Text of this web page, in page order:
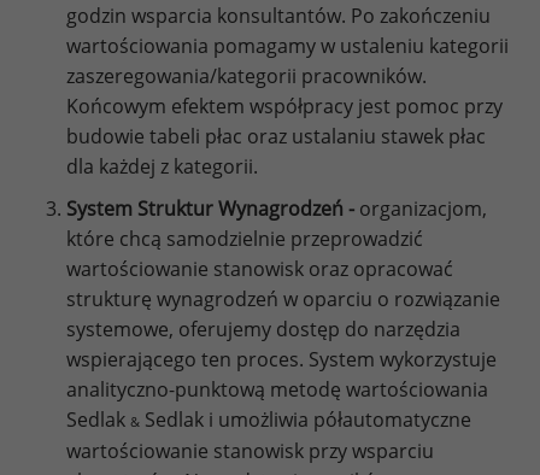
godzin wsparcia konsultantów. Po zakończeniu
wartościowania pomagamy w ustaleniu kategorii
zaszeregowania/kategorii pracowników.
Końcowym efektem współpracy jest pomoc przy
budowie tabeli płac oraz ustalaniu stawek płac
dla każdej z kategorii.
System Struktur Wynagrodzeń - organizacjom,
które chcą samodzielnie przeprowadzić
wartościowanie stanowisk oraz opracować
strukturę wynagrodzeń w oparciu o rozwiązanie
systemowe, oferujemy dostęp do narzędzia
wspierającego ten proces. System wykorzystuje
analityczno-punktową metodę wartościowania
Sedlak & Sedlak i umożliwia półautomatyczne
wartościowanie stanowisk przy wsparciu